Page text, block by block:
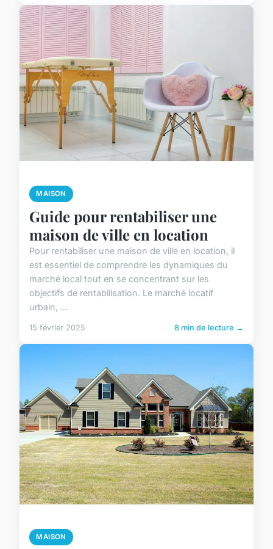
MAISON
Guide pour rentabiliser une
maison de ville en location
Pour rentabiliser une maison de ville en location, il
est essentiel de comprendre les dynamiques du
marché local tout en se concentrant sur les
objectifs de rentabilisation. Le marché locatif
urbain, ...
15 février 2025 8 min de lecture →
MAISON